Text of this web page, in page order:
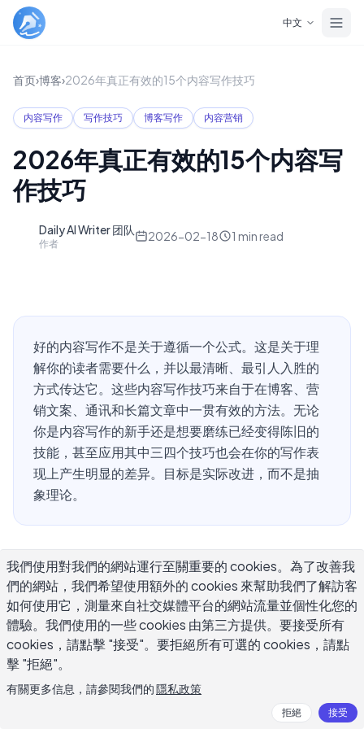
中文
首页›博客›2026年真正有效的15个内容写作技巧
内容写作 写作技巧 博客写作 内容营销
2026年真正有效的15个内容写
作技巧
Daily AI Writer 团队
作者
2026-02-18 1 min read
好的内容写作不是关于遵循一个公式。这是关于理
解你的读者需要什么，并以最清晰、最引人入胜的
方式传达它。这些内容写作技巧来自于在博客、营
销文案、通讯和长篇文章中一贯有效的方法。无论
你是内容写作的新手还是想要磨练已经变得陈旧的
技能，甚至应用其中三四个技巧也会在你的写作表
现上产生明显的差异。目标是实际改进，而不是抽
象理论。
内容写作与其他写作形式有什么不同
内容写作占据了新闻报道、营销和教育之间的特定位置。与
学术写作不同，它必须具有吸引力。与纯粹的营销文案不
同，它必须真正有用。与文学写作不同，它必须易于扫描。
这些相互竞争的要求使内容写作成为一门独特的学科，有其
自己的最佳实践。
我們使用對我們的網站運行至關重要的 cookies。為了改善我
們的網站，我們希望使用額外的 cookies 來幫助我們了解訪客
如何使用它，測量來自社交媒體平台的網站流量並個性化您的
體驗。我們使用的一些 cookies 由第三方提供。要接受所有
cookies，請點擊 "接受"。要拒絕所有可選的 cookies，請點
擊 "拒絕"。
有關更多信息，請參閱我們的隱私政策
拒絕 接受